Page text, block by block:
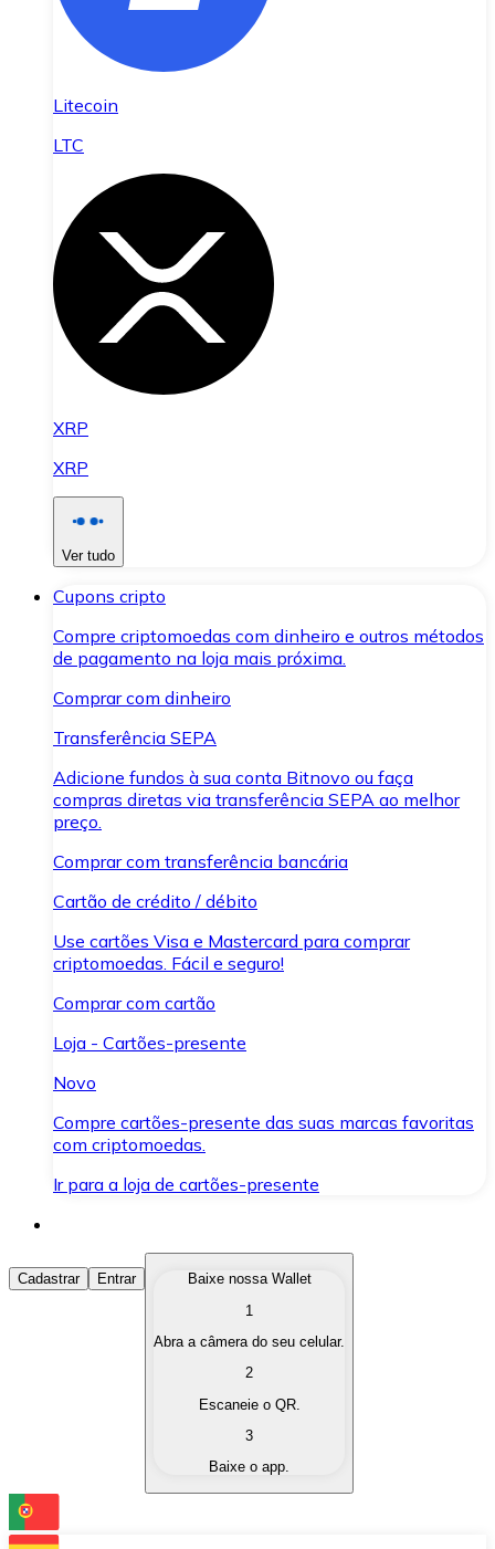
Litecoin
LTC
XRP
XRP
Ver tudo
Cupons cripto
Compre criptomoedas com dinheiro e outros métodos
de pagamento na loja mais próxima.
Comprar com dinheiro
Transferência SEPA
Adicione fundos à sua conta Bitnovo ou faça
compras diretas via transferência SEPA ao melhor
preço.
Comprar com transferência bancária
Cartão de crédito / débito
Use cartões Visa e Mastercard para comprar
criptomoedas. Fácil e seguro!
Comprar com cartão
Loja - Cartões-presente
Novo
Compre cartões-presente das suas marcas favoritas
com criptomoedas.
Ir para a loja de cartões-presente
Comprar Criptomoedas
Compre as criptomoedas de seu interesse de forma
Converta suas criptomoedas em moeda fiduciária
Troque uma criptomoeda por outra
Cadastrar Entrar
Baixe nossa Wallet
1
Abra a câmera do seu celular.
2
Escaneie o QR.
3
Baixe o app.